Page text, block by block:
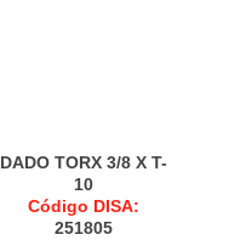
DADO TORX 3/8 X T-
10
Código DISA:
251805